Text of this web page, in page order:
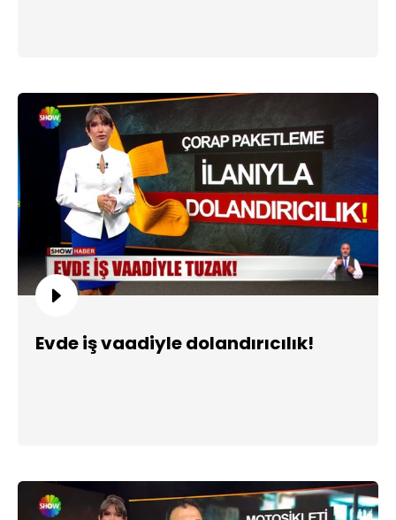
Evde iş vaadiyle dolandırıcılık!